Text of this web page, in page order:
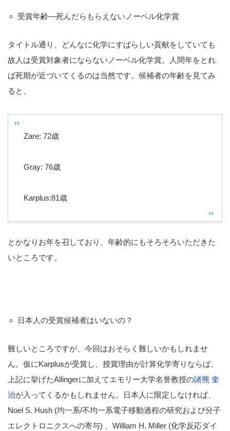
受賞年齢―死んだらもらえないノーベル化学賞
タイトル通り、どんなに化学にすばらしい貢献をしていても
故人は受賞対象者にならないノーベル化学賞。人間年をとれ
ば死期が近づいてくるのは当然です。候補者の年齢を見てみ
ると、
Zare: 72歳
Gray: 76歳
Karplus:81歳
とかなりお年を召しており、年齢的にもそろそろいただきた
いところです。
日本人の受賞候補者はいないの？
難しいところですが、今回はおそらく難しいかもしれませ
ん。仮にKarplusが受賞し、授賞理由が計算化学寄りならば、
上記に挙げたAllingerに加えてエモリー大学名誉教授の諸熊 奎
治が入ってくるかもしれません。日本人に限定しなければ、
Noel S. Hush (均一系/不均一系電子移動過程の研究および分子
エレクトロニクスへの寄与) 、William H. Miller (化学反応ダイ